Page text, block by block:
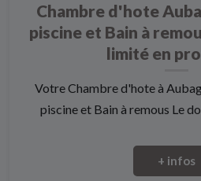
Chambre d'hote
piscine et Bain à
limité en
Votre Chambre d'hote à
piscine et Bain à remous Le
+ infos